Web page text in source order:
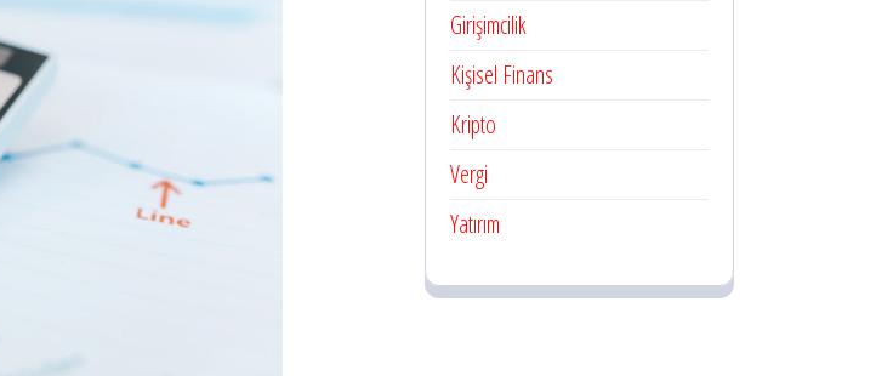
Girişimcilik
Kişisel Finans
Kripto
Vergi
Yatırım